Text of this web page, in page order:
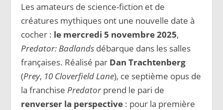
Les amateurs de science-fiction et de
créatures mythiques ont une nouvelle date à
cocher : le mercredi 5 novembre 2025,
Predator: Badlands débarque dans les salles
françaises. Réalisé par Dan Trachtenberg
(Prey, 10 Cloverfield Lane), ce septième opus de
la franchise Predator prend le pari de
renverser la perspective : pour la première